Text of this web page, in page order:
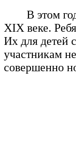
В этом
XIX веке.
Их для детей
участникам
совершенно